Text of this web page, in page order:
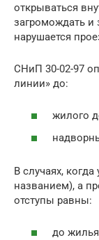
открываться
загромождать и
нарушается
СНиП 30-02-97
линии» до:
жилого
В случаях,
названием), а
отступы равны:
до